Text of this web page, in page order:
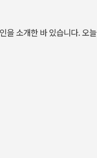
을 소개한 바 있습니다. 오늘